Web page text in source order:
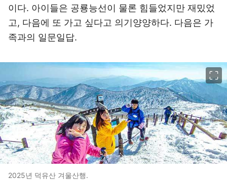
이다. 아이들은 공룡능선이 물론 힘들었지만 재밌었
고, 다음에 또 가고 싶다고 의기양양하다. 다음은 가
족과의 일문일답.
2025년 덕유산 겨울산행.